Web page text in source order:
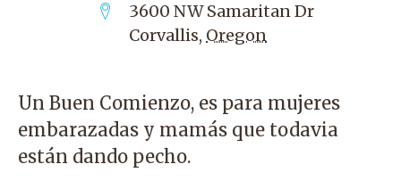
3600 NW Samaritan Dr
Corvallis, Oregon
Un Buen Comienzo, es para mujeres
embarazadas y mamás que todavia
están dando pecho.